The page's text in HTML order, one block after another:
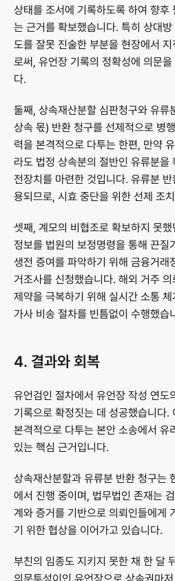
상태를 조서에 기록하도록 하여 향후
는 근거를 확보했습니다. 특히 상대
도를 잘못 진술한 부분을 현장에서
로써, 유언장 기록의 정확성에 의문
다.
둘째, 상속재산분할 심판청구와 유류
상속 몫) 반환 청구를 선제적으로 병
력을 본격적으로 다투는 한편, 만약
라도 법정 상속분의 절반인 유류분을
전장치를 마련한 것입니다. 유류분
용되므로, 시효 중단을 위한 선제 조
셋째, 계모의 비협조로 확보하지 못
정보를 법원의 보정명령을 통해 끈질
생전 증여를 파악하기 위해 금융거래
거조사를 신청했습니다. 해외 거주
제약을 극복하기 위해 실시간 소통
가사 비송 절차를 빈틈없이 수행했습
4. 결과와 회복
유언검인 절차에서 유언장 작성 연도
기록으로 확정짓는 데 성공했습니다.
본격적으로 다투는 본안 소송에서 유
있는 핵심 근거입니다.
상속재산분할과 유류분 반환 청구는
에서 진행 중이며, 법무법인 존재는
계와 증거를 기반으로 의뢰인들에게
기 위한 협상을 이어가고 있습니다.
부친의 임종도 지키지 못한 채 한 달